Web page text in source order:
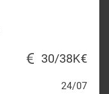
30/38K€
24/07